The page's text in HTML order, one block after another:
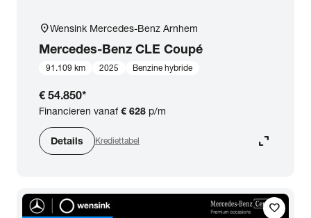
Kilometerstand
Transmissie
location_onWensink Mercedes-Benz Arnhem
Mercedes-Benz CLE Coupé
91.109 km 2025 Benzine hybride
€ 54.850*
Financieren vanaf€ 628 p/m
Details Krediettabel expand_content
favorite